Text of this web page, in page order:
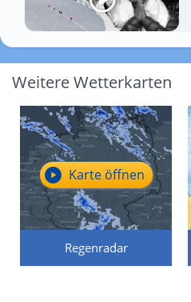
Weitere Wetterkarten
Regenradar
Karte öffnen